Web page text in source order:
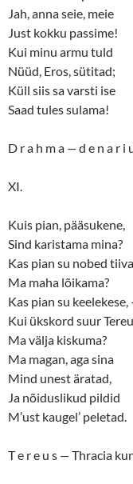
Jah, anna seie, meie
Just kokku passime!
Kui minu armu tuld
Nüüd, Eros, sütitad;
Küll siis sa varsti ise
Saad tules sulama!
D r a h m a — d e n a r i
XI.
Kuis pian, pääsukene,
Sind karistama mina?
Kas pian su nobed
Ma maha lõikama?
Kas pian su keelekese,
Kui ükskord suur
Ma välja kiskuma?
Ma magan, aga sina
Mind unest äratad,
Ja nõiduslikud pildid
M’ust kaugel’ peletad.
T e r e u s — Thracia